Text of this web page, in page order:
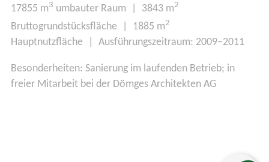
17855 m3 umbauter Raum | 3843 m2
Bruttogrundstücksfläche | 1885 m2
Hauptnutzfläche | Ausführungszeitraum: 2009–2011
Besonderheiten: Sanierung im laufenden Betrieb; in
freier Mitarbeit bei der Dömges Architekten AG